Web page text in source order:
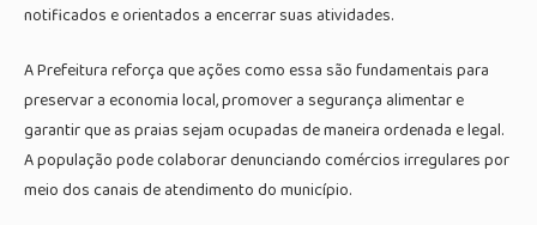
notificados e orientados a encerrar suas atividades.
A Prefeitura reforça que ações como essa são fundamentais para
preservar a economia local, promover a segurança alimentar e
garantir que as praias sejam ocupadas de maneira ordenada e legal.
A população pode colaborar denunciando comércios irregulares por
meio dos canais de atendimento do município.